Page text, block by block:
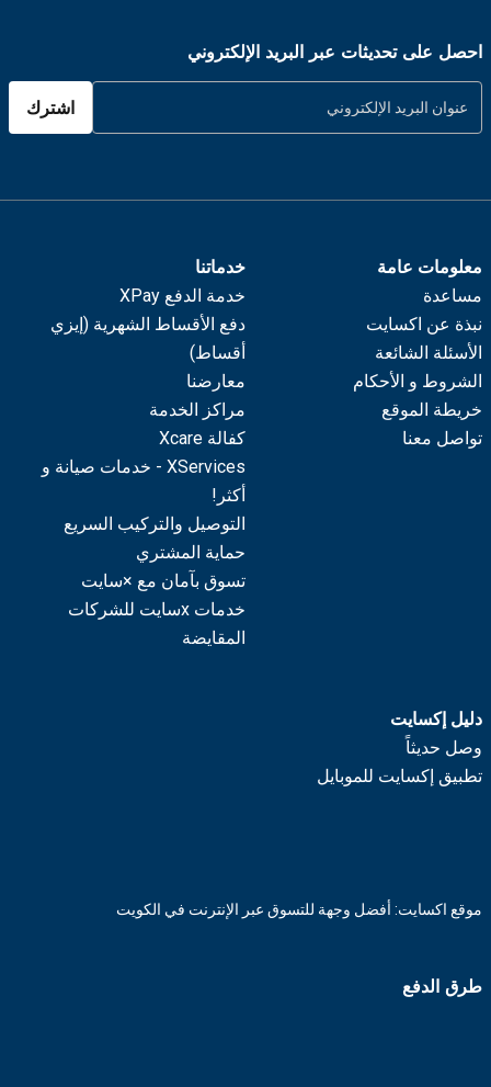
احصل على تحديثات عبر البريد الإلكتروني
اشترك
معلومات عامة
مساعدة
نبذة عن اكسايت
الأسئلة الشائعة
الشروط و الأحكام
خريطة الموقع
تواصل معنا
خدماتنا
خدمة الدفع XPay
دفع الأقساط الشهرية (إيزي
أقساط)
معارضنا
مراكز الخدمة
كفالة Xcare
XServices - خدمات صيانة و
أكثر!
التوصيل والتركيب السريع
حماية المشتري
تسوق بآمان مع ×سايت
خدمات xسايت للشركات
المقايضة
دليل إكسايت
وصل حديثاً
تطبيق إكسايت للموبايل
موقع اكسايت: أفضل وجهة للتسوق عبر الإنترنت في الكويت
طرق الدفع